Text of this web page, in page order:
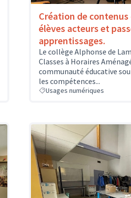
Création de
élèves acteurs et
apprentissages.
Le collège Alphonse de
Classes à Horaires
communauté éducative
les compétences...
Usages numériques